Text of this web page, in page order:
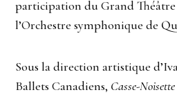
participation du Grand Théâtre
l’Orchestre symphonique de
Sous la direction artistique
Ballets Canadiens, Casse-